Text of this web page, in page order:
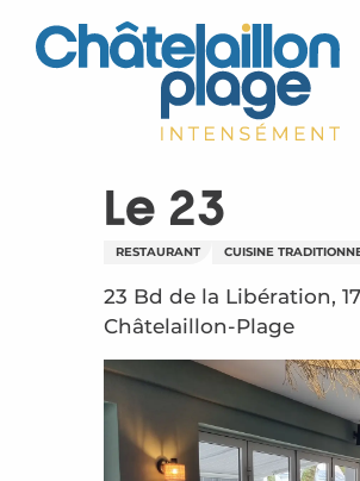
contenu
Le 23
RESTAURANT CUISINE
23 Bd de la Libération,
Châtelaillon-Plage